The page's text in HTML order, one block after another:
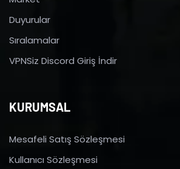
Duyurular
Sıralamalar
VPNSiz Discord Giriş İndir
KURUMSAL
Mesafeli Satış Sözleşmesi
Kullanıcı Sözleşmesi